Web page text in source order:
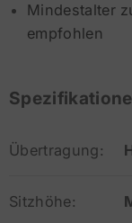
Mindestalter
empfohlen
Übertragung:
Sitzhöhe: